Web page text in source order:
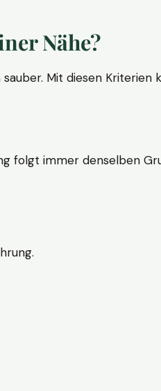
Nähe?
Mit diesen
folgt immer denselben